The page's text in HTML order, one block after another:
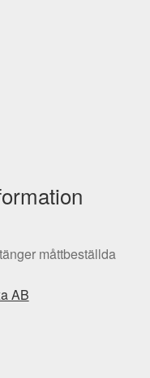
måttbeställda
AB